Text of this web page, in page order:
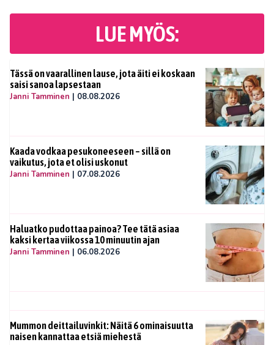
LUE MYÖS:
Tässä on vaarallinen lause, jota äiti ei koskaan
saisi sanoa lapsestaan
Janni Tamminen | 08.08.2026
Kaada vodkaa pesukoneeseen – sillä on
vaikutus, jota et olisi uskonut
Janni Tamminen | 07.08.2026
Haluatko pudottaa painoa? Tee tätä asiaa
kaksi kertaa viikossa 10 minuutin ajan
Janni Tamminen | 06.08.2026
Mummon deittailuvinkit: Näitä 6 ominaisuutta
naisen kannattaa etsiä miehestä